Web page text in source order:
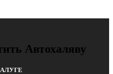
Автохаляву